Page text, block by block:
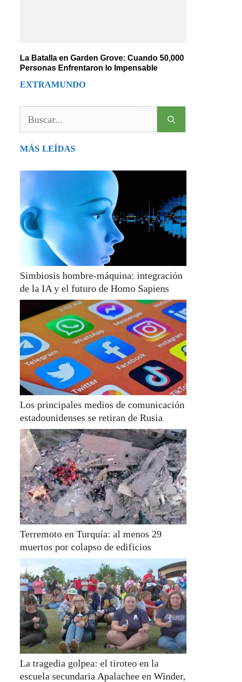
La Batalla en Garden Grove: Cuando 50,000
Personas Enfrentaron lo Impensable
EXTRAMUNDO
MÁS LEÍDAS
Simbiosis hombre-máquina: integración
de la IA y el futuro de Homo Sapiens
Los principales medios de comunicación
estadounidenses se retiran de Rusia
Terremoto en Turquía: al menos 29
muertos por colapso de edificios
La tragedia golpea: el tiroteo en la
escuela secundaria Apalachee en Winder,